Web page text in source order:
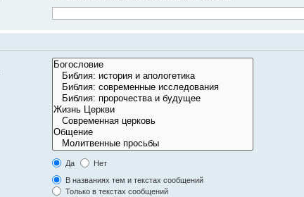
Да
Нет
В названиях тем и текстах сообщений
Только в текстах сообщений